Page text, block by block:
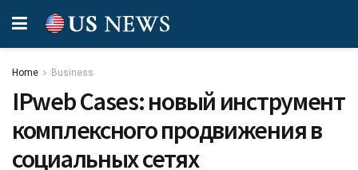
Home Business
IPweb Cases: новый инструмент
комплексного продвижения в
социальных сетях